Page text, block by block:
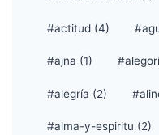
#actitud (4)
#ajna (1)
#alegría (2)
#alma-y-espiritu (2)